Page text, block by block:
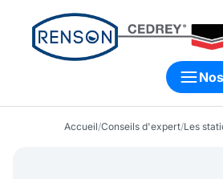
Accueil/Conseils d'expert/Les